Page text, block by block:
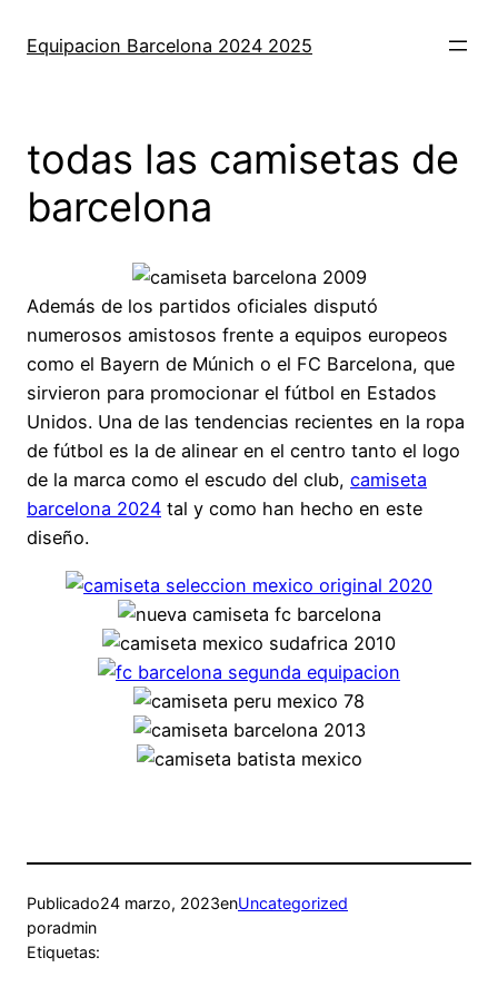
Equipacion Barcelona 2024 2025
todas las camisetas de
barcelona
Además de los partidos oficiales disputó
numerosos amistosos frente a equipos europeos
como el Bayern de Múnich o el FC Barcelona, que
sirvieron para promocionar el fútbol en Estados
Unidos. Una de las tendencias recientes en la ropa
de fútbol es la de alinear en el centro tanto el logo
de la marca como el escudo del club, camiseta
barcelona 2024 tal y como han hecho en este
diseño.
Publicado24 marzo, 2023enUncategorized
poradmin
Etiquetas: